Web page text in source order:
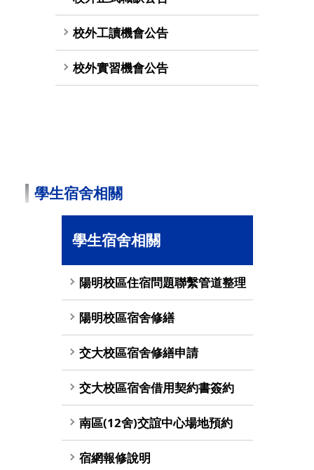
校外工讀機會公告
校外實習機會公告
學生宿舍相關
學生宿舍相關
陽明校區住宿問題聯繫管道整理
陽明校區宿舍修繕
交大校區宿舍修繕申請
交大校區宿舍借用契約書簽約
南區(12舍)交誼中心場地預約
宿網報修說明